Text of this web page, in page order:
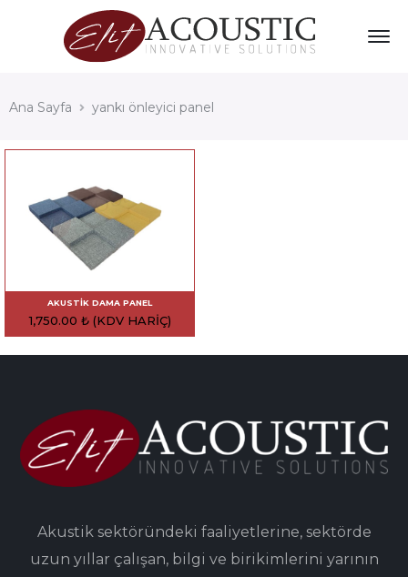
Ana Sayfa yankı önleyici panel
AKUSTIK DAMA PANEL
1,750.00 ₺ (KDV HARIÇ)
Akustik sektöründeki faaliyetlerine, sektörde
uzun yıllar çalışan, bilgi ve birikimlerini yarının